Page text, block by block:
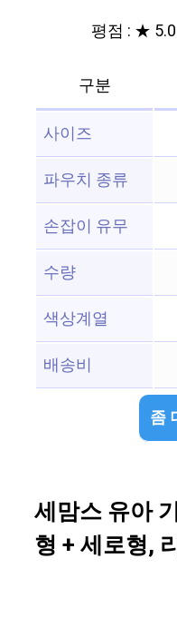
평점 : ★
구분
사이즈
파우치 종류
손잡이 유무
수량
색상계열
배송비
좀
세맘스 유아
형 + 세로형,